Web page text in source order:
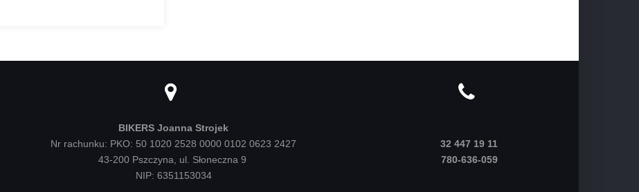
BIKERS Joanna Strojek
Nr rachunku: PKO: 50 1020 2528 0000 0102 0623 2427
43-200 Pszczyna, ul. Słoneczna 9
NIP: 6351153034
32 447 19 11
780-636-059